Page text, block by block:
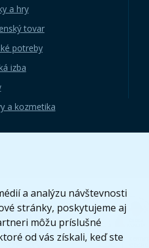
a analýzu návštevnosti
stránky, poskytujeme aj
môžu príslušné
od vás získali, keď ste
a hry
tovar
potreby
izba
a kozmetika